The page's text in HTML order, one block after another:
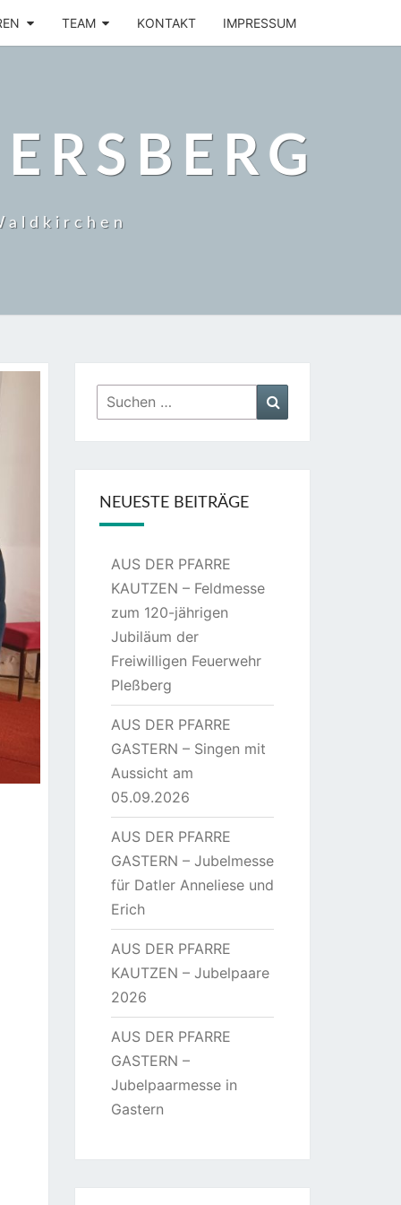
TEAM KONTAKT IMPRESSUM
Suchen
nach:
NEUESTE BEITRÄGE
AUS DER PFARRE
KAUTZEN – Feldmesse
zum 120-jährigen
Jubiläum der
Freiwilligen Feuerwehr
Pleßberg
AUS DER PFARRE
GASTERN – Singen mit
Aussicht am
05.09.2026
AUS DER PFARRE
GASTERN – Jubelmesse
für Datler Anneliese und
Erich
AUS DER PFARRE
KAUTZEN – Jubelpaare
2026
AUS DER PFARRE
GASTERN –
Jubelpaarmesse in
Gastern